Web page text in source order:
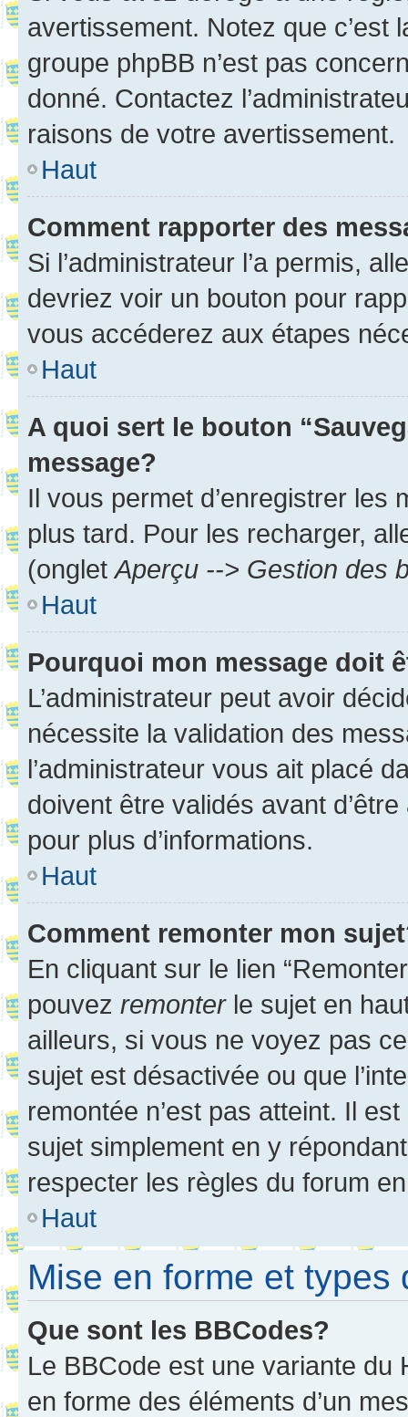
avertissement. Notez que c’est
groupe phpBB n’est pas
donné. Contactez
raisons de votre avertissement.
Haut
Comment rapporter des
Si l’administrateur l’a permis,
devriez voir un bouton pour
vous accéderez aux étapes
Haut
A quoi sert le bouton
message?
Il vous permet d’enregistrer
plus tard. Pour les recharger,
(onglet Aperçu --> Gestion des
Haut
Pourquoi mon message doit
L’administrateur peut avoir
nécessite la validation des
l’administrateur vous ait placé
doivent être validés avant
pour plus d’informations.
Haut
Comment remonter mon
En cliquant sur le lien
pouvez remonterle sujet en
ailleurs, si vous ne voyez pas
sujet est désactivée ou que
remontée n’est pas atteint. Il
sujet simplement en y
respecter les règles du forum
Haut
Mise en forme et types
Que sont les BBCodes?
Le BBCode est une variante du
en forme des éléments d’un